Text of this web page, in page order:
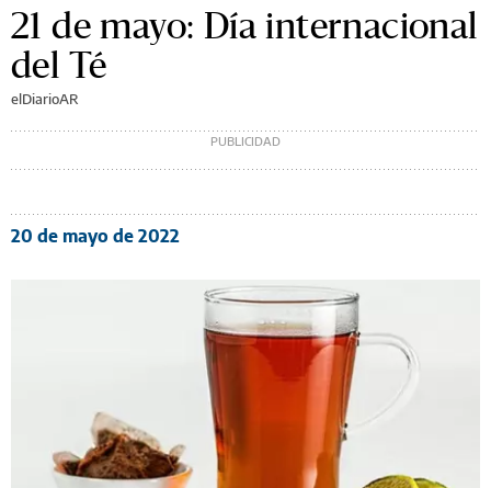
21 de mayo: Día internacional
del Té
elDiarioAR
20 de mayo de 2022